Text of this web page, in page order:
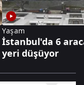
Yaşam
İstanbul'da 6
yeri düşüyor